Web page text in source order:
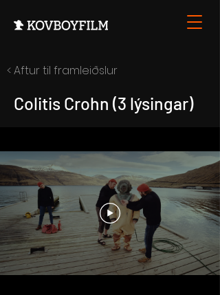
< Aftur til framleiðslur
Colitis Crohn (3 lýsingar)